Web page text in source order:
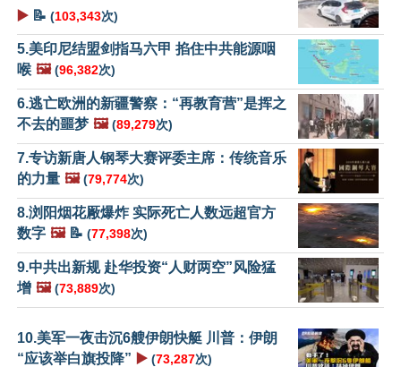
▶️ 📝 (103,343次)
5.美印尼结盟剑指马六甲 掐住中共能源咽
喉 🖼️ (96,382次)
6.逃亡欧洲的新疆警察：“再教育营”是挥之
不去的噩梦 🖼️ (89,279次)
7.专访新唐人钢琴大赛评委主席：传统音乐
的力量 🖼️ (79,774次)
8.浏阳烟花厰爆炸 实际死亡人数远超官方
数字 🖼️📝 (77,398次)
9.中共出新规 赴华投资“人财两空”风险猛
增 🖼️ (73,889次)
10.美军一夜击沉6艘伊朗快艇 川普：伊朗
“应该举白旗投降” ▶️ (73,287次)